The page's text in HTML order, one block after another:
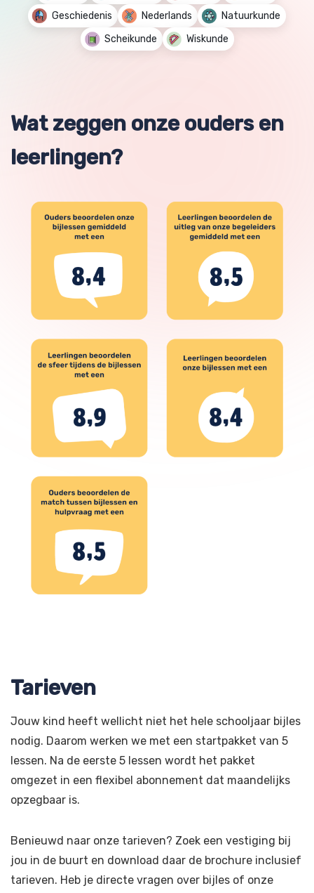
Geschiedenis
Nederlands
Natuurkunde
Scheikunde
Wiskunde
Wat zeggen onze ouders en
leerlingen?
Tarieven
Jouw kind heeft wellicht niet het hele schooljaar bijles
nodig. Daarom werken we met een startpakket van 5
lessen. Na de eerste 5 lessen wordt het pakket
omgezet in een flexibel abonnement dat maandelijks
opzegbaar is.
Benieuwd naar onze tarieven? Zoek een vestiging bij
jou in de buurt en download daar de brochure inclusief
tarieven. Heb je directe vragen over bijles of onze